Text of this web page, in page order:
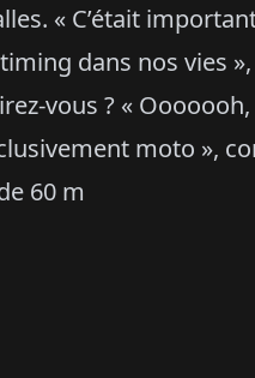
« C’était
dans nos vies
vous ? «
moto »,
60 m